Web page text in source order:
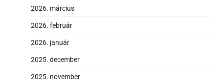
2026. március
2026. február
2026. január
2025. december
2025. november